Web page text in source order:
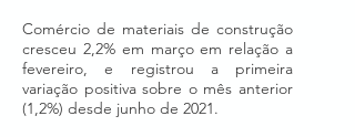
Comércio de materiais de construção
cresceu 2,2% em março em relação a
fevereiro, e registrou a primeira
variação positiva sobre o mês anterior
(1,2%) desde junho de 2021.